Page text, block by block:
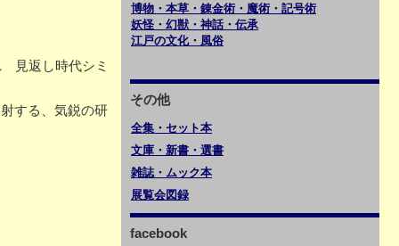
返し時代シミ
する、気鋭の研
博物・本草・錬金術・魔術・記号術
妖怪・幻獣・神話・伝承
江戸の文化・風俗
その他
全集・セット本
文庫・新書・選書
雑誌・ムック本
展覧会図録
facebook